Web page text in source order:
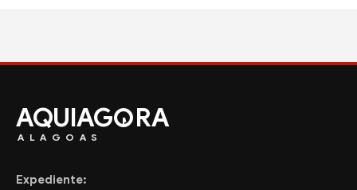
AQUIAG RA
ALAGOAS
Expediente: